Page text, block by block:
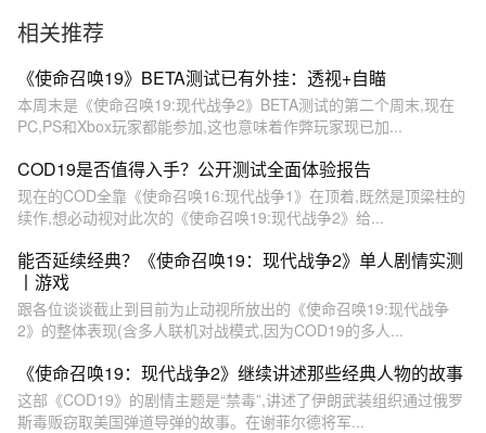
相关推荐
《使命召唤19》BETA测试已有外挂：透视+自瞄
本周末是《使命召唤19:现代战争2》BETA测试的第二个周末,现在
PC,PS和Xbox玩家都能参加,这也意味着作弊玩家现已加...
COD19是否值得入手？公开测试全面体验报告
现在的COD全靠《使命召唤16:现代战争1》在顶着,既然是顶梁柱的
续作,想必动视对此次的《使命召唤19:现代战争2》给...
能否延续经典？《使命召唤19：现代战争2》单人剧情实测
丨游戏
跟各位谈谈截止到目前为止动视所放出的《使命召唤19:现代战争
2》的整体表现(含多人联机对战模式,因为COD19的多人...
《使命召唤19：现代战争2》继续讲述那些经典人物的故事
这部《COD19》的剧情主题是“禁毒”,讲述了伊朗武装组织通过俄罗
斯毒贩窃取美国弹道导弹的故事。在谢菲尔德将军...